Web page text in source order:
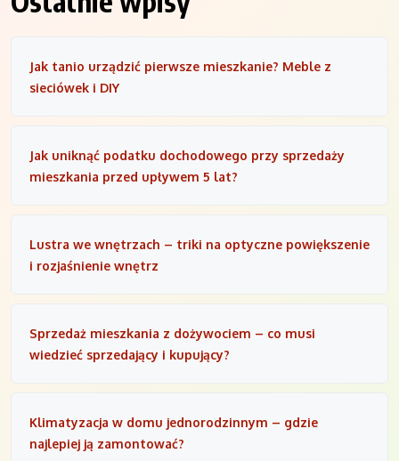
Jak tanio urządzić pierwsze mieszkanie? Meble z
sieciówek i DIY
Jak uniknąć podatku dochodowego przy sprzedaży
mieszkania przed upływem 5 lat?
Lustra we wnętrzach – triki na optyczne powiększenie
i rozjaśnienie wnętrz
Sprzedaż mieszkania z dożywociem – co musi
wiedzieć sprzedający i kupujący?
Klimatyzacja w domu jednorodzinnym – gdzie
najlepiej ją zamontować?